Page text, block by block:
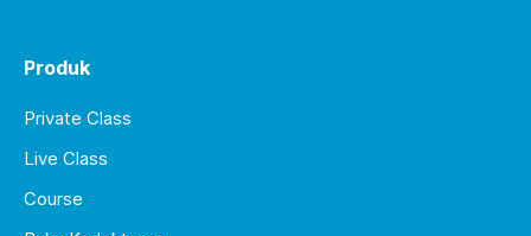
Produk
Private Class
Live Class
Course